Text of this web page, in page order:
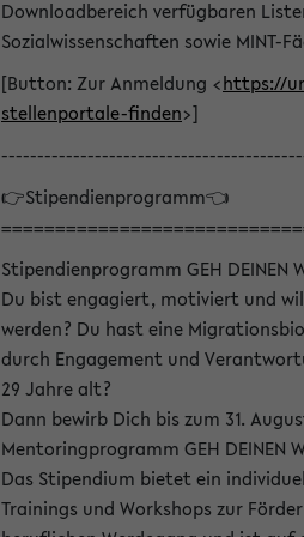
Downloadbereich verfügbaren
Sozialwissenschaften sowie MINT-
[Button: Zur Anmeldung <https://
stellenportale-finden>]
👉Stipendienprogramm👈
Stipendienprogramm GEH DEINEN
Du bist engagiert, motiviert und
werden? Du hast eine
durch Engagement und
29 Jahre alt?
Dann bewirb Dich bis zum 31.
Mentoringprogramm GEH
Das Stipendium bietet ein
Trainings und Workshops zur